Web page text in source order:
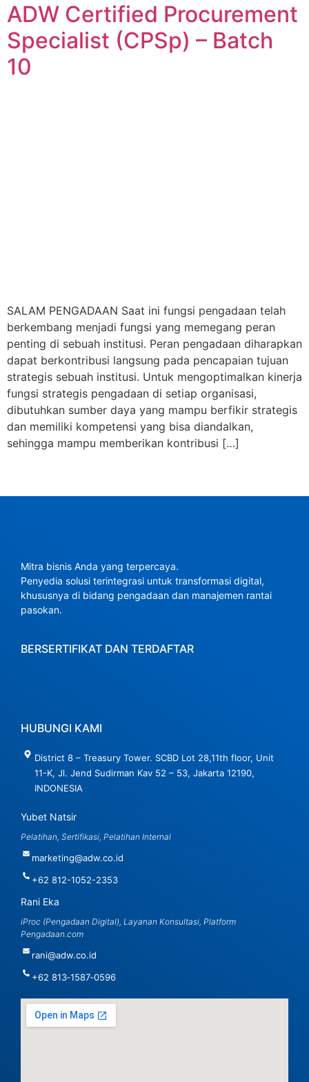
ADW Certified Procurement
Specialist (CPSp) – Batch
10
SALAM PENGADAAN Saat ini fungsi pengadaan telah
berkembang menjadi fungsi yang memegang peran
penting di sebuah institusi. Peran pengadaan diharapkan
dapat berkontribusi langsung pada pencapaian tujuan
strategis sebuah institusi. Untuk mengoptimalkan kinerja
fungsi strategis pengadaan di setiap organisasi,
dibutuhkan sumber daya yang mampu berfikir strategis
dan memiliki kompetensi yang bisa diandalkan,
sehingga mampu memberikan kontribusi […]
Mitra bisnis Anda yang terpercaya.
Penyedia solusi terintegrasi untuk transformasi digital,
khususnya di bidang pengadaan dan manajemen rantai
pasokan.
BERSERTIFIKAT DAN TERDAFTAR
HUBUNGI KAMI
District 8 – Treasury Tower. SCBD Lot 28,11th floor, Unit
11-K, Jl. Jend Sudirman Kav 52 – 53, Jakarta 12190,
INDONESIA
Yubet Natsir
Pelatihan, Sertifikasi, Pelatihan Internal
marketing@adw.co.id
+62 812-1052-2353
Rani Eka
iProc (Pengadaan Digital), Layanan Konsultasi, Platform
Pengadaan.com
rani@adw.co.id
‪+62 813‑1587‑0596‬